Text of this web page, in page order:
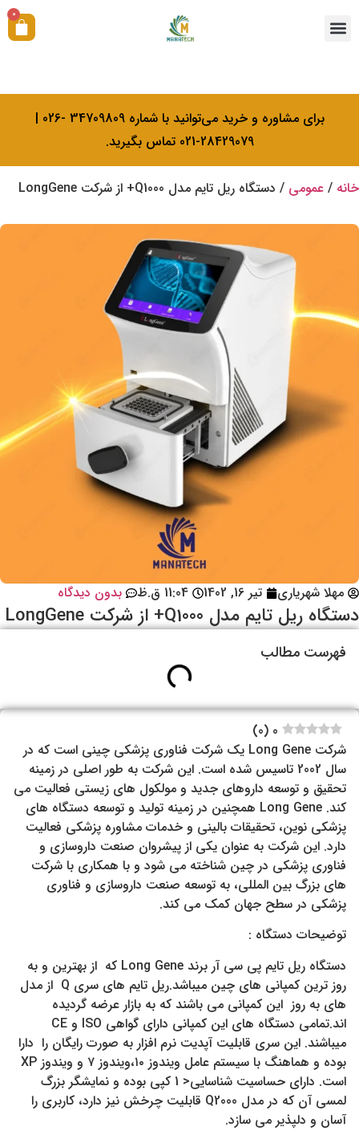
0
برای مشاوره و خرید می‌توانید با شماره 34709809 -026 |
28429079-021 تماس بگیرید.
خانه / عمومی / دستگاه ریل تایم مدل Q1000+ از شرکت LongGene
مهلا شهریاری تیر 16, 1402 11:04 ق.ظ بدون دیدگاه
دستگاه ریل تایم مدل Q1000+ از شرکت LongGene
فهرست مطالب
0
(
0
)
شرکت Long Gene یک شرکت فناوری پزشکی چینی است که در
سال 2002 تاسیس شده است. این شرکت به طور اصلی در زمینه
تحقیق و توسعه داروهای جدید و مولکول های زیستی فعالیت می
کند. Long Gene همچنین در زمینه تولید و توسعه دستگاه های
پزشکی نوین، تحقیقات بالینی و خدمات مشاوره پزشکی فعالیت
دارد. این شرکت به عنوان یکی از پیشروان صنعت داروسازی و
فناوری پزشکی در چین شناخته می شود و با همکاری با شرکت
های بزرگ بین المللی، به توسعه صنعت داروسازی و فناوری
پزشکی در سطح جهان کمک می کند.
توضیحات دستگاه :
دستگاه ریل تایم پی سی آر برند Long Gene که از بهترین و به
روز ترین کمپانی های چین میباشد.ریل تایم های سری Q از مدل
های به روز این کمپانی می باشند که به بازار عرضه گردیده
اند.تمامی دستگاه های این کمپانی دارای گواهی ISO و CE
میباشند. این سری قابلیت آپدیت نرم افزار به صورت رایگان را دارا
بوده و هماهنگ با سیستم عامل ویندوز ۱۰،ویندوز ۷ و ویندوز XP
است. دارای حساسیت شناسایی< 1 کپی بوده و نمایشگر بزرگ
لمسی آن که در مدل Q2000 قابلیت چرخش نیز دارد، کاربری را
آسان و دلپذیر می سازد.